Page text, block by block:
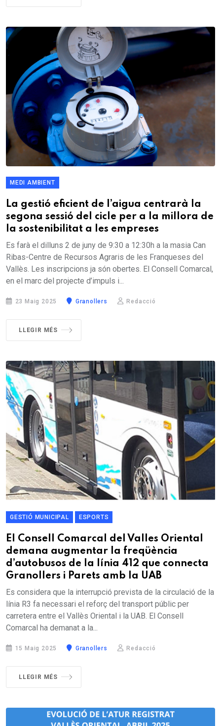
MEDI AMBIENT
La gestió eficient de l’aigua centrarà la
segona sessió del cicle per a la millora de
la sostenibilitat a les empreses
Es farà el dilluns 2 de juny de 9:30 a 12:30h a la masia Can
Ribas-Centre de Recursos Agraris de les Franqueses del
Vallès. Les inscripcions ja són obertes. El Consell Comarcal,
en el marc del projecte d’impuls i...
23 Maig 2025 Granollers Redacció
LLEGIR MÉS
GESTIÓ MUNICIPAL ESPORTS
El Consell Comarcal del Valles Oriental
demana augmentar la freqüència
d’autobusos de la línia 412 que connecta
Granollers i Parets amb la UAB
Es considera que la interrupció prevista de la circulació de la
línia R3 fa necessari el reforç del transport públic per
carretera entre el Vallès Oriental i la UAB. El Consell
Comarcal ha demanat a la...
15 Maig 2025 Granollers Redacció
LLEGIR MÉS